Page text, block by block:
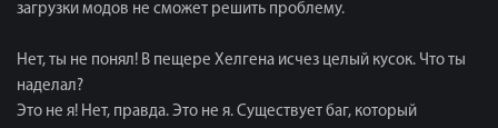
загрузки модов не сможет решить проблему.
Нет, ты не понял! В пещере Хелгена исчез целый кусок. Что ты
наделал?
Это не я! Нет, правда. Это не я. Существует баг, который